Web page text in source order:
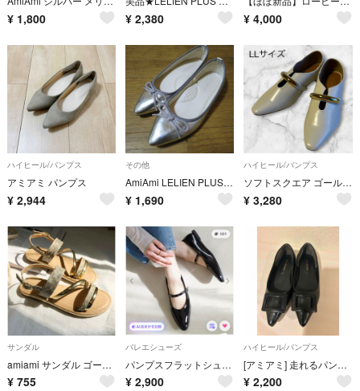
¥ 1,800 ¥ 2,380 ¥ 4,000
ハイヒール/パンプス
アミアミ パンプス
¥ 2,944
その他
AmiAmi LELIEN PLUS シルバーバレーシューズレインシューズ
¥ 1,690
ハイヒール/パンプス
ソフトスクエア ゴールドモチーフ付き パンプス ローヒール バブーシュLLサイズ スクエアトゥ アイボリー フラットシューズ
¥ 3,280
サンダル
amiami サンダル ゴールド パイソン柄
¥ 755
バレエシューズ
パンプスフラットシューズメリージェーン 24センチ 黒amiamiアミアミ
¥ 2,900
ハイヒール/パンプス
[アミアミ] 走れるパンプスNEWシリーズ
¥ 2,200